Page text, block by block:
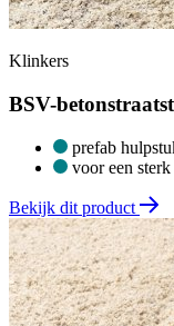
Klinkers
BSV-
prefab
voor een
Bekijk dit product